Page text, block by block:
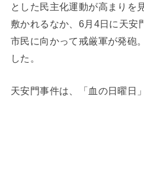
とした民主化運動が高まりを
敷かれるなか、6月4日に天安
市民に向かって戒厳軍が発砲
した。
天安門事件は、「血の日曜日